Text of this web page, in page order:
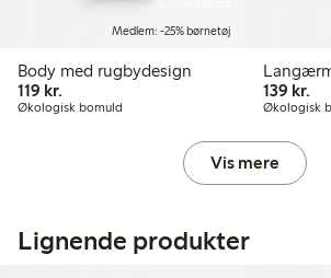
Medlem: -25% børnetøj
Body med rugbydesign
119 kr.
Økologisk bomuld
139 kr.
Økologisk
Vis mere
Lignende produkter